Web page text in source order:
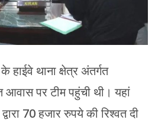
थाना क्षेत्र अंतर्गत
आवास पर टीम पहुंची थी। यहां
70 हजार रुपये की रिश्वत दी